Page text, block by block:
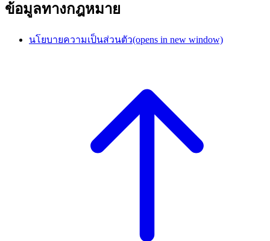
ข้อมูลทางกฎหมาย
นโยบายความเป็นส่วนตัว(opens in new window)